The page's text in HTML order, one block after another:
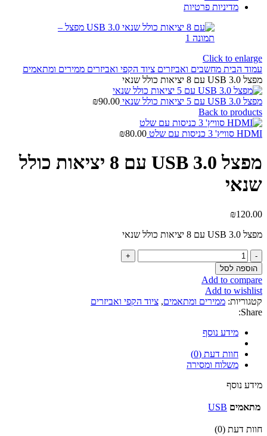
מדיניות פרטיות
Click to enlarge
עמוד הבית מחשבים ואביזרים ציוד הקפי ואביזרים ממירים ומתאמים
מפצל USB 3.0 עם 8 יציאות כולל שנאי
מפצל USB 3.0 עם 5 יציאות כולל שנאי ₪90.00
Back to products
HDMI סוויץ' 3 כניסות עם שלט ₪80.00
מפצל USB 3.0 עם 8 יציאות כולל
שנאי
₪120.00
מפצל USB 3.0 עם 8 יציאות כולל שנאי
כמות
של
מפצל
USB
3.0
עם
8
יציאות
כולל
שנאי
הוספה לסל
Add to compare
Add to wishlist
קטגוריות: ממירים ומתאמים, ציוד הקפי ואביזרים
Share:
מידע נוסף
חוות דעת (0)
משלוח ומסירה
מידע נוסף
מתאמים USB
חוות דעת (0)